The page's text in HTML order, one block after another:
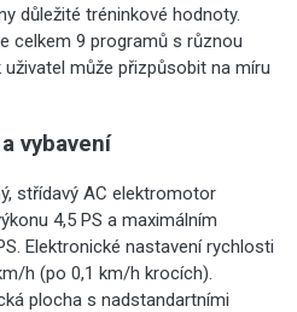
důležité tréninkové hodnoty.
celkem 9 programů s různou
může přizpůsobit na míru
vybavení
střídavý AC elektromotor
4,5 PS a maximálním
Elektronické nastavení rychlosti
h (po 0,1 km/h krocích).
plocha s nadstandartními